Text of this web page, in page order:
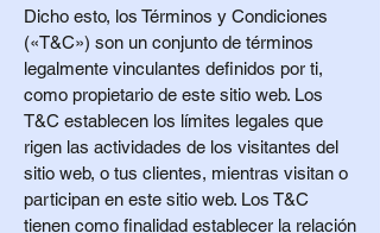
Dicho esto, los Términos y Condiciones
(«T&C») son un conjunto de términos
legalmente vinculantes definidos por ti,
como propietario de este sitio web. Los
T&C establecen los límites legales que
rigen las actividades de los visitantes del
sitio web, o tus clientes, mientras visitan o
participan en este sitio web. Los T&C
tienen como finalidad establecer la relación